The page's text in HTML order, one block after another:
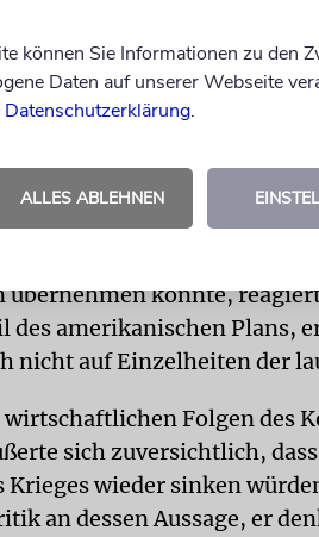
beschrieb den Iran
Land. Deshalb sei
Unterhändler tatsächlich
übernehmen könnte,
des amerikanischen Plans,
nicht auf Einzelheiten der
wirtschaftlichen Folgen des
sich zuversichtlich,
Krieges wieder sinken
an dessen Aussage, er
können Sie Informationen zu den
Daten auf unserer Webseite
Datenschutzerklärung.
ALLES ABLEHNEN